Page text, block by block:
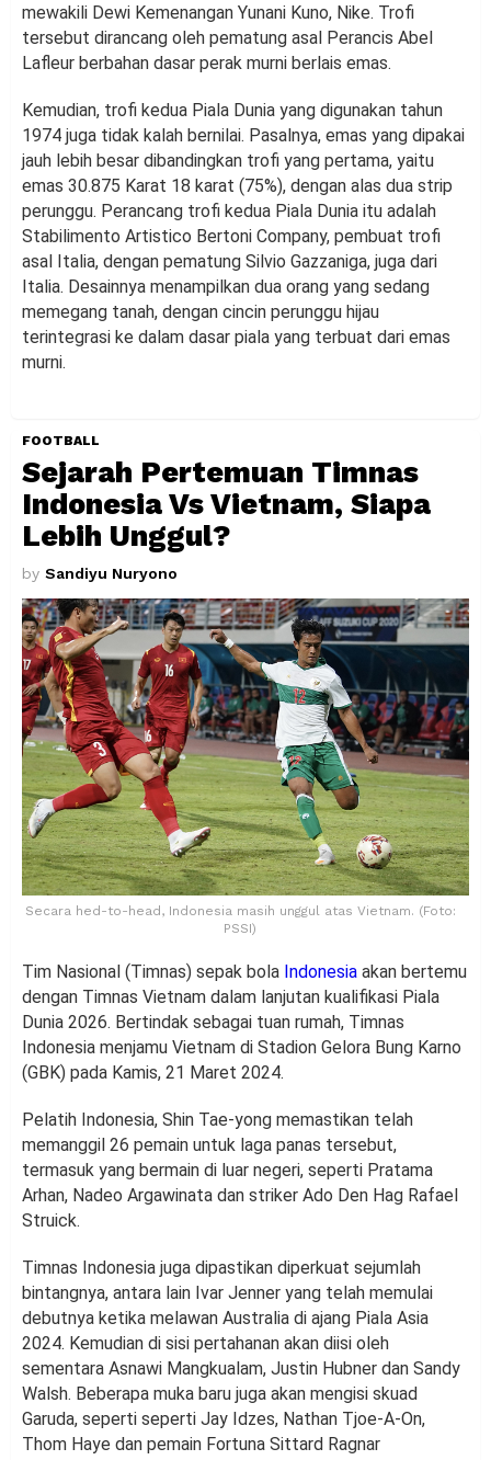
mewakili Dewi Kemenangan Yunani Kuno, Nike. Trofi
tersebut dirancang oleh pematung asal Perancis Abel
Lafleur berbahan dasar perak murni berlais emas.
Kemudian, trofi kedua Piala Dunia yang digunakan tahun
1974 juga tidak kalah bernilai. Pasalnya, emas yang dipakai
jauh lebih besar dibandingkan trofi yang pertama, yaitu
emas 30.875 Karat 18 karat (75%), dengan alas dua strip
perunggu. Perancang trofi kedua Piala Dunia itu adalah
Stabilimento Artistico Bertoni Company, pembuat trofi
asal Italia, dengan pematung Silvio Gazzaniga, juga dari
Italia. Desainnya menampilkan dua orang yang sedang
memegang tanah, dengan cincin perunggu hijau
terintegrasi ke dalam dasar piala yang terbuat dari emas
murni.
FOOTBALL
Sejarah Pertemuan Timnas
Indonesia Vs Vietnam, Siapa
Lebih Unggul?
by Sandiyu Nuryono
Secara hed-to-head, Indonesia masih unggul atas Vietnam. (Foto:
PSSI)
Tim Nasional (Timnas) sepak bola Indonesia akan bertemu
dengan Timnas Vietnam dalam lanjutan kualifikasi Piala
Dunia 2026. Bertindak sebagai tuan rumah, Timnas
Indonesia menjamu Vietnam di Stadion Gelora Bung Karno
(GBK) pada Kamis, 21 Maret 2024.
Pelatih Indonesia, Shin Tae-yong memastikan telah
memanggil 26 pemain untuk laga panas tersebut,
termasuk yang bermain di luar negeri, seperti Pratama
Arhan, Nadeo Argawinata dan striker Ado Den Hag Rafael
Struick.
Timnas Indonesia juga dipastikan diperkuat sejumlah
bintangnya, antara lain Ivar Jenner yang telah memulai
debutnya ketika melawan Australia di ajang Piala Asia
2024. Kemudian di sisi pertahanan akan diisi oleh
sementara Asnawi Mangkualam, Justin Hubner dan Sandy
Walsh. Beberapa muka baru juga akan mengisi skuad
Garuda, seperti seperti Jay Idzes, Nathan Tjoe-A-On,
Thom Haye dan pemain Fortuna Sittard Ragnar